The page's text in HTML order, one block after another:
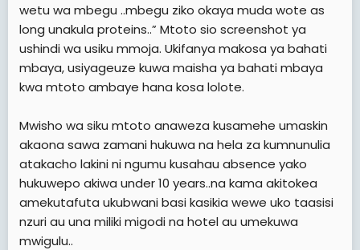
wetu wa mbegu ..mbegu ziko okaya muda wote as
long unakula proteins..” Mtoto sio screenshot ya
ushindi wa usiku mmoja. Ukifanya makosa ya bahati
mbaya, usiyageuze kuwa maisha ya bahati mbaya
kwa mtoto ambaye hana kosa lolote.
Mwisho wa siku mtoto anaweza kusamehe umaskin
akaona sawa zamani hukuwa na hela za kumnunulia
atakacho lakini ni ngumu kusahau absence yako
hukuwepo akiwa under 10 years..na kama akitokea
amekutafuta ukubwani basi kasikia wewe uko taasisi
nzuri au una miliki migodi na hotel au umekuwa
mwigulu..